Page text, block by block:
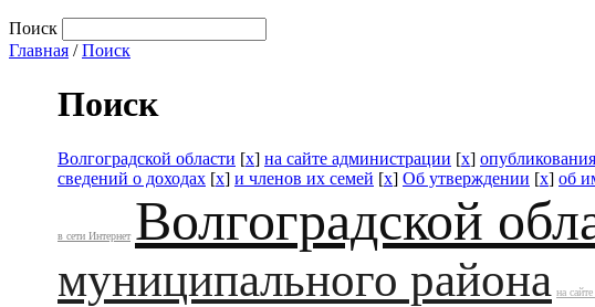
Поиск
Главная /Поиск
Поиск
Волгоградской области [x] на сайте администрации [x] опубликования
сведений о доходах [x] и членов их семей [x] Об утверждении [x] об
в сети Интернет Волгоградской
муниципального района на